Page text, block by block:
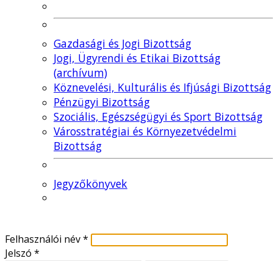
Gazdasági és Jogi Bizottság
Jogi, Ügyrendi és Etikai Bizottság
(archívum)
Köznevelési, Kulturális és Ifjúsági Bizottság
Pénzügyi Bizottság
Szociális, Egészségügyi és Sport Bizottság
Városstratégiai és Környezetvédelmi
Bizottság
Jegyzőkönyvek
Felhasználói név*
Jelszó *